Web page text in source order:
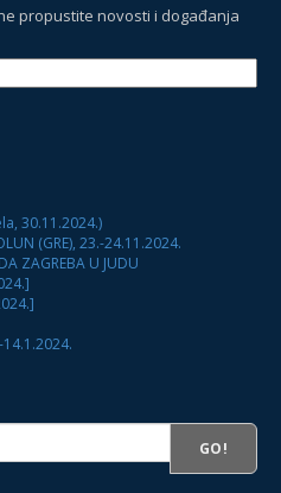
propustite novosti i događanja
30.11.2024.)
(GRE), 23.-24.11.2024.
ZAGREBA U JUDU
GO!